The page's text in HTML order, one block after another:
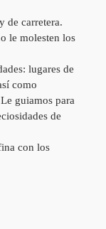
de carretera.
le molesten los
lugares de
como
guiamos para
de
con los